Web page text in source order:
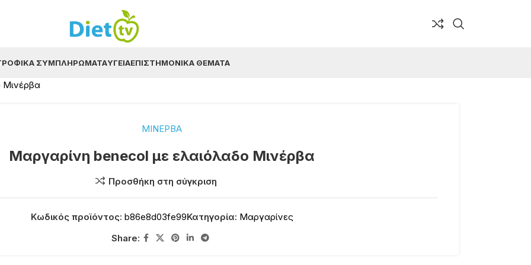
ΣΥΜΠΛΗΡΏΜΑΤΑΥΓΕΊΑΕΠΙΣΤΗΜΟΝΙΚΆ ΘΈΜΑΤΑ
Μινέρβα
ΜΙΝΕΡΒΑ
Μαργαρίνη benecol με ελαιόλαδο Μινέρβα
Προσθήκη στη σύγκριση
Κωδικός προϊόντος: b86e8d03fe99Κατηγορία: Μαργαρίνες
Share: